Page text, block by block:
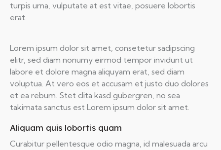
turpis urna, vulputate at est vitae, posuere lobortis
erat.
Lorem ipsum dolor sit amet, consetetur sadipscing
elitr, sed diam nonumy eirmod tempor invidunt ut
labore et dolore magna aliquyam erat, sed diam
voluptua. At vero eos et accusam et justo duo dolores
et ea rebum. Stet clita kasd gubergren, no sea
takimata sanctus est Lorem ipsum dolor sit amet.
Aliquam quis lobortis quam
Curabitur pellentesque odio magna, id malesuada arcu